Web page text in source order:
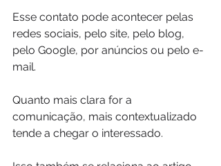
Esse contato pode acontecer pelas
redes sociais, pelo site, pelo blog,
pelo Google, por anúncios ou pelo e-
mail.
Quanto mais clara for a
comunicação, mais contextualizado
tende a chegar o interessado.